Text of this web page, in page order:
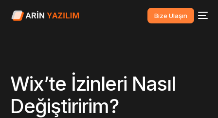
Bize Ulaşın
Wix’te İzinleri Nasıl
Değiştiririm?